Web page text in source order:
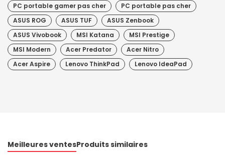
PC portable gamer pas cher
PC portable pas cher
ASUS ROG
ASUS TUF
ASUS Zenbook
ASUS Vivobook
MSI Katana
MSI Prestige
MSI Modern
Acer Predator
Acer Nitro
Acer Aspire
Lenovo ThinkPad Lenovo IdeaPad
Meilleures ventesProduits similaires